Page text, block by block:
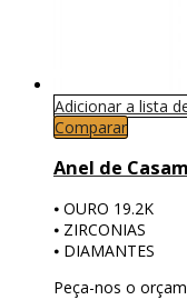
Adicionar a lista
Comparar
Anel de
⦁ OURO 19.2K
⦁ ZIRCONIAS
⦁ DIAMANTES
Peça-nos o